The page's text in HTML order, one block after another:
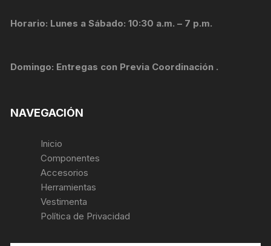
Horario: Lunes a Sábado: 10:30 a.m. – 7 p.m.
Domingo: Entregas con Previa Coordinación .
NAVEGACIÓN
Inicio
Componentes
Accesorios
Herramientas
Vestimenta
Política de Privacidad